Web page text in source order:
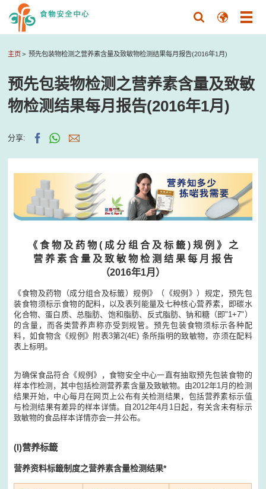
主页 预先包装物检测之营养素含量及致敏物检测结果每月报告(2016年1月)
预先包装物检测之营养素含量及致敏
物检测结果每月报告(2016年1月)
分享:
《 食 物 及 药 物 ( 成 分 组 合 及 标 籤 ) 规 例 》 之
营 养 素 含 量 及 致 敏 物 检 测 结 果 每 月 报 告
（2016年1月）
《食物及药物（成分组合及标籤）规例》（《规例》）规定，预先包
装食物须标示食物的配料，以及表列能量及七种核心营养素，即碳水
化合物、蛋白质、总脂肪、饱和脂肪、反式脂肪、钠和糖（即"1+7"）
的含量，而各类营养声称亦受到规管。预先包装食物须标示各种配
料，如食物含《规例》附表3第2(4E) 条所指明的致敏物，亦须在配料
表上标明。
为确保食品符合《规例》，食物安全中心一直有抽取预先包装食物的
样本作检测，其中包括检测营养素含量及致敏物。由2012年1月的检测
结果开始，中心每月在网页上公布有关检测结果，包括营养素标示值
与检测结果有差异的样本详情。自2012年4月1日起，有关含未有标示
致敏物的食品样本详情亦会一并公布。
(I)营养标籤
营养资料标籤制度之营养素含量检测结果*